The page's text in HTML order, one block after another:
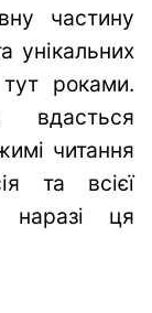
частину
унікальних
роками.
читання
та всієї
наразі ця